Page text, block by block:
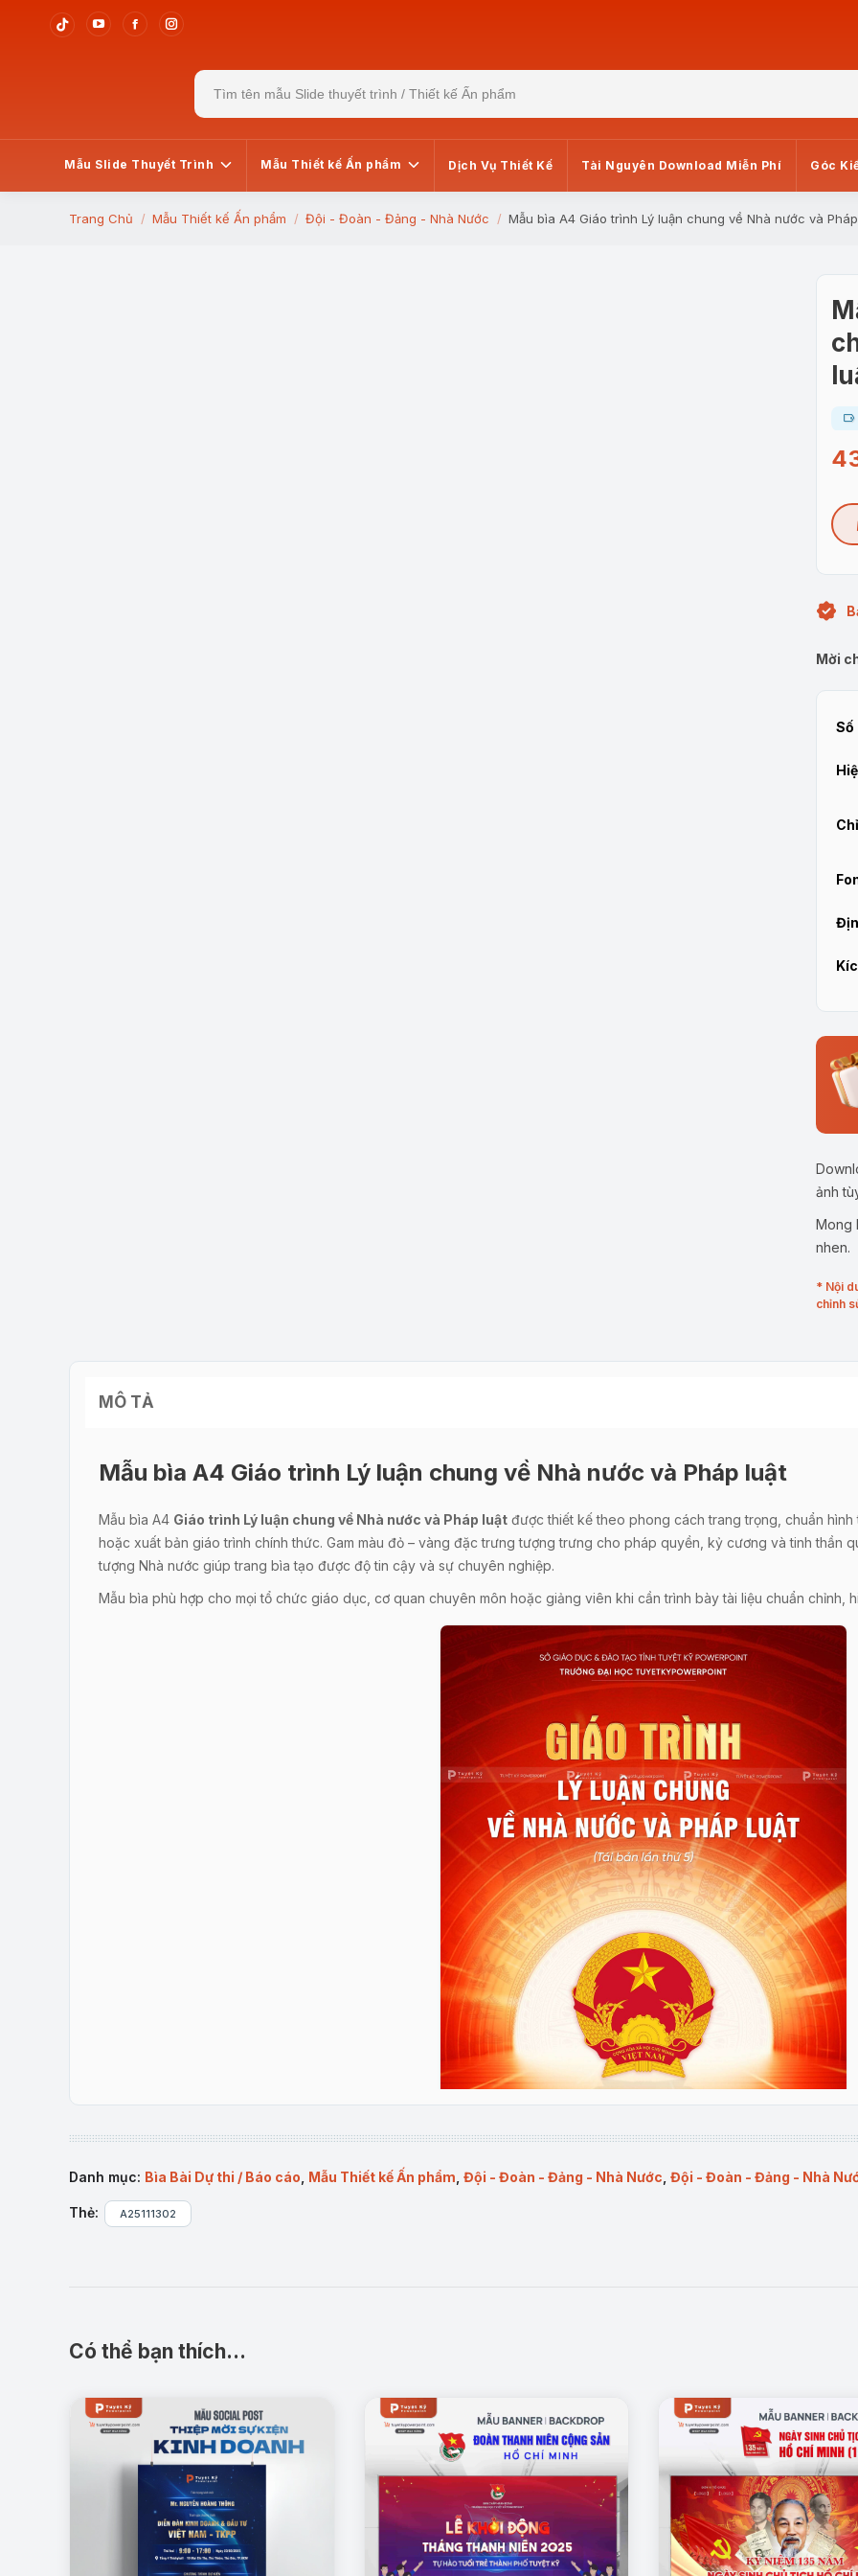
Tiktok
window
YouTube
window
Facebook
window
Instagram
opens
window
Search
for:
Mẫu Slide Thuyết Trình Mẫu Thiết kế Ấn phẩm Dịch Vụ Thiết Kế Tài Nguyên Download Miễn Phí Góc
You are here:
Trang Chủ Mẫu Thiết kế Ấn phẩm Đội - Đoàn - Đảng - Nhà Nước Mẫu bìa A4 Giáo trình Lý luận chung về Nhà nước và
Mời
Số
ảnh
Mong
nhen.
* Nội
chỉnh
MÔ TẢ
Mẫu bìa A4 Giáo trình Lý luận chung về Nhà nước và Pháp luật
Mẫu bìa A4 Giáo trình Lý luận chung về Nhà nước và Pháp luật được thiết kế theo phong cách trang trọng, chuẩn
hoặc xuất bản giáo trình chính thức. Gam màu đỏ – vàng đặc trưng tượng trưng cho pháp quyền, kỷ cương và tinh thần
tượng Nhà nước giúp trang bìa tạo được độ tin cậy và sự chuyên nghiệp.
Mẫu bìa phù hợp cho mọi tổ chức giáo dục, cơ quan chuyên môn hoặc giảng viên khi cần trình bày tài liệu chuẩn chỉnh,
Bố cục khoa học, phân tầng rõ ràng giúp tiêu đề nổi bật.
File PowerPoint dễ chỉnh sửa: thay tên trường, tác giả, lần tái bản.
Font chữ đi kèm đảm bảo hiển thị chính xác khi in và xuất bản.
Ứng dụng thực tế:
Bìa giáo trình, tài liệu giảng dạy các môn thuộc khối lý luận chính trị.
Bài dự thi thiết kế bìa tài liệu tại trường học, cơ quan, sở ngành.
Bìa báo cáo khoa học, tiểu luận, khóa luận có liên quan đến pháp luật.
Danh mục: Bìa Bài Dự thi / Báo cáo Mẫu Thiết kế Ấn phẩm Đội - Đoàn - Đảng - Nhà Nước Đội - Đoàn - Đảng - Nhà
Thẻ: A25111302
Có thể bạn thích…